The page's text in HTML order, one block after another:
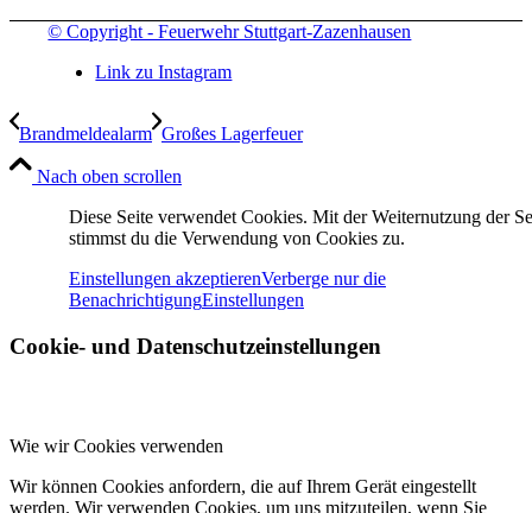
© Copyright - Feuerwehr Stuttgart-Zazenhausen
Link zu Instagram
Brandmeldealarm Großes Lagerfeuer
Nach oben scrollen
Diese Seite verwendet Cookies. Mit der Weiternutzung der
stimmst du die Verwendung von Cookies zu.
Einstellungen akzeptierenVerberge nur die
BenachrichtigungEinstellungen
Cookie- und Datenschutzeinstellungen
Wie wir Cookies verwenden
Wir können Cookies anfordern, die auf Ihrem Gerät eingestellt
werden. Wir verwenden Cookies, um uns mitzuteilen, wenn Sie